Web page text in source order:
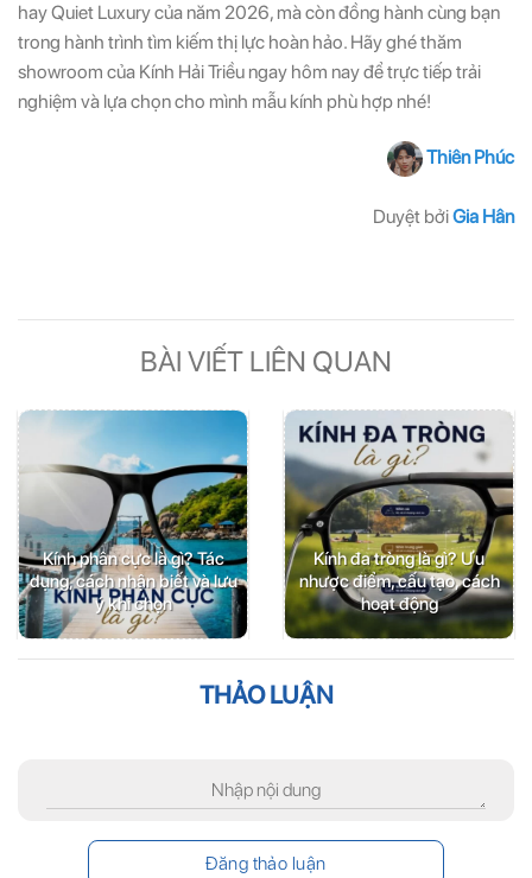
hay Quiet Luxury của năm 2026, mà còn đồng hành cùng bạn
trong hành trình tìm kiếm thị lực hoàn hảo. Hãy ghé thăm
showroom của Kính Hải Triều ngay hôm nay để trực tiếp trải
nghiệm và lựa chọn cho mình mẫu kính phù hợp nhé!
Thiên Phúc
Duyệt bởiGia Hân
BÀI VIẾT LIÊN QUAN
Kính phân cực là gì? Tác
dụng, cách nhận biết và lưu
ý khi chọn
Kính đa tròng là gì? Ưu
nhược điểm, cấu tạo, cách
hoạt động
THẢO LUẬN